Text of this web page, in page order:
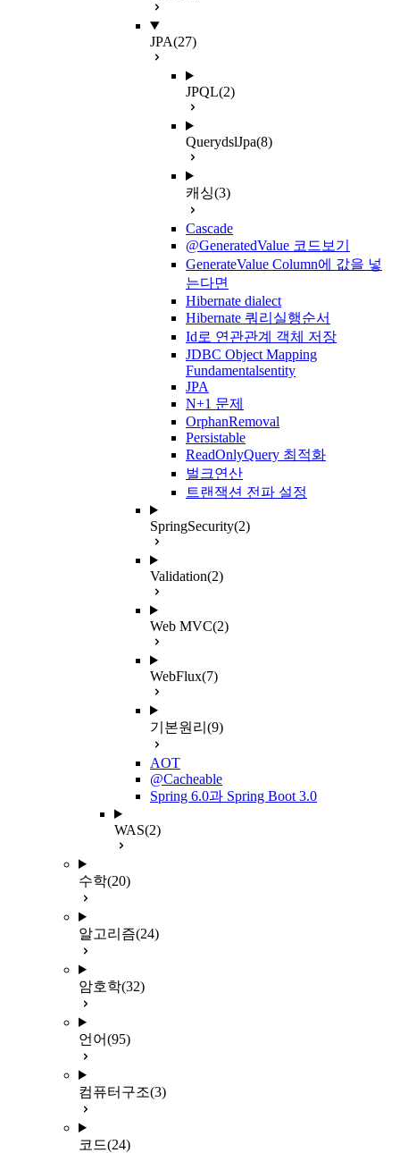
JPA(27)
JPQL(2)
QuerydslJpa(8)
캐싱(3)
Cascade
@GeneratedValue 코드보기
GenerateValue Column에 값을 넣
는다면
Hibernate dialect
Hibernate 쿼리실행순서
Id로 연관관계 객체 저장
JDBC Object Mapping
Fundamentalsentity
JPA
N+1 문제
OrphanRemoval
Persistable
ReadOnlyQuery 최적화
벌크연산
트랜잭션 전파 설정
SpringSecurity(2)
Validation(2)
Web MVC(2)
WebFlux(7)
기본원리 (9)
AOT
@Cacheable
Spring 6.0과 Spring Boot 3.0
WAS(2)
수학(20)
알고리즘(24)
암호학(32)
언어(95)
컴퓨터구조(3)
코드(24)